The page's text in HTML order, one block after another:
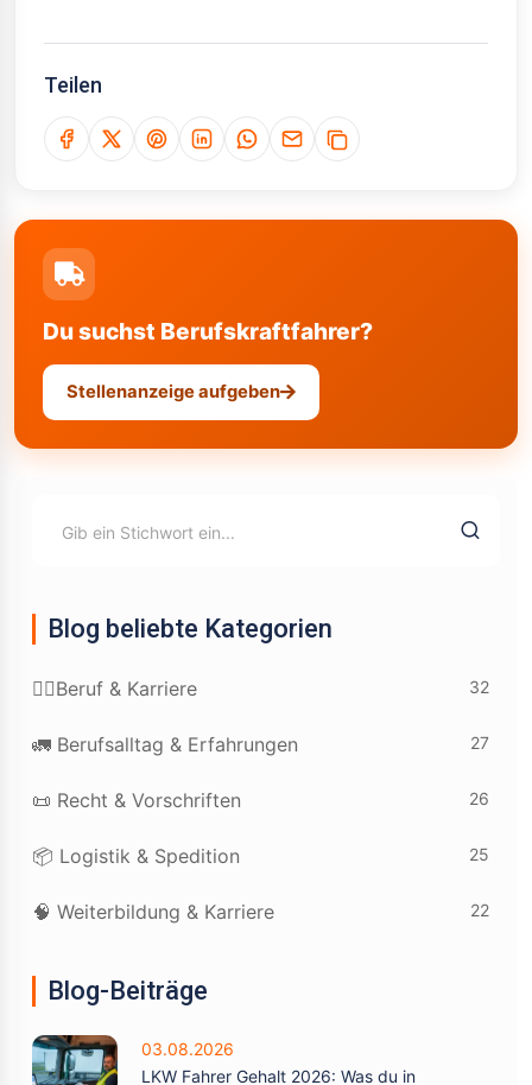
Teilen
Du suchst Berufskraftfahrer?
Stellenanzeige aufgeben
Blog beliebte Kategorien
👷‍♂️Beruf & Karriere 32
🚛 Berufsalltag & Erfahrungen 27
📜 Recht & Vorschriften 26
📦 Logistik & Spedition 25
🧠 Weiterbildung & Karriere 22
Blog-Beiträge
03.08.2026
LKW Fahrer Gehalt 2026: Was du in